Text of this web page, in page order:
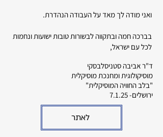
ואני מודה לך מאד על העבודה הנהדרת.
בברכה חמה ובתקווה לבשורות טובות ישועות ונחמות
לכל עם ישראל,
ד"ר אביבה סטניסלבסקי
מוסיקולוגית ומחנכת מוסיקלית
"בלב החוויה המוסיקלית"
ירושלים- 7.1.25
לאתר